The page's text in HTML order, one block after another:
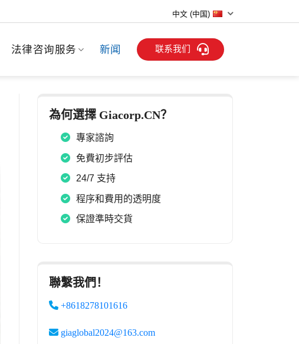
中文 (中国)
法律咨询服务 新闻 联系我们
為何選擇 Giacorp.CN？
專家諮詢
免費初步評估
24/7 支持
程序和費用的透明度
保證準時交貨
聯繫我們！
+8618278101616
giaglobal2024@163.com